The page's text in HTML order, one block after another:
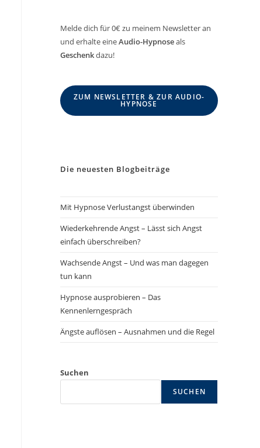
Melde dich für 0€ zu meinem Newsletter an
und erhalte eineAudio-Hypnoseals
Geschenkdazu!
ZUM NEWSLETTER & ZUR AUDIO-
HYPNOSE
Die neuesten Blogbeiträge
Mit Hypnose Verlustangst überwinden
Wiederkehrende Angst – Lässt sich Angst
einfach überschreiben?
Wachsende Angst – Und was man dagegen
tun kann
Hypnose ausprobieren – Das
Kennenlerngespräch
Ängste auflösen – Ausnahmen und die Regel
Suchen
SUCHEN